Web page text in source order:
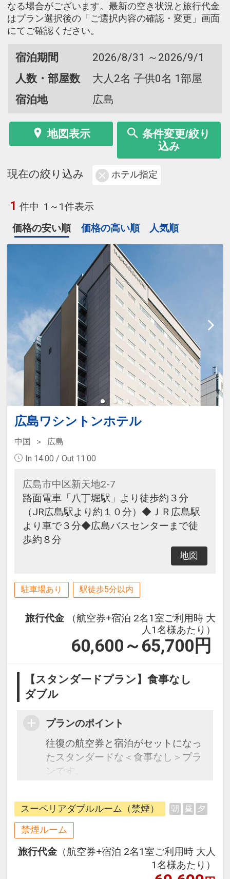
なる場合がございます。最新の空き状況と旅行代金
はプラン選択後の「ご選択内容の確認・変更」画面
にてご確認ください。
宿泊期間
2026/8/31 ～2026/9/1
人数・部屋数
大人2名 子供0名 1部屋
宿泊地
広島
地図表示
条件変更/絞り
込み
現在の絞り込み ホテル指定
1 件中 1～1件表示
価格の安い順
価格の高い順 人気順
広島ワシントンホテル
中国
広島
In 14:00 / Out 11:00
広島市中区新天地2-7
路面電車「八丁堀駅」より徒歩約３分
（JR広島駅より約１０分）◆ＪＲ広島駅
より車で３分◆広島バスセンターまで徒
歩約８分
地図
駐車場あり 駅徒歩5分以内
旅行代金
（航空券+宿泊 2名1室ご利用時 大
人1名様あたり）
60,600～65,700 円
【スタンダードプラン】食事なし
ダブル
プランのポイント
往復の航空券と宿泊がセットになっ
たスタンダードな＜食事なし＞プラ
ンです。
できるダイナミックパッケージだか
ら、一都市滞在はもちろん周遊旅行
にも最適！
旅行期間中の1泊だけの宿泊や延
泊・飛び泊なども自由自在です。
フライトは、安心のJAL（または
スーペリアダブルルーム（禁煙） 朝 昼 夕
禁煙ルーム
旅行代金 （航空券+宿泊 2名1室ご利用時 大人
1名様あたり）